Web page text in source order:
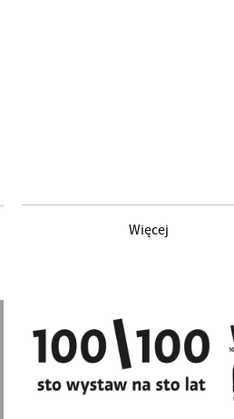
Więcej